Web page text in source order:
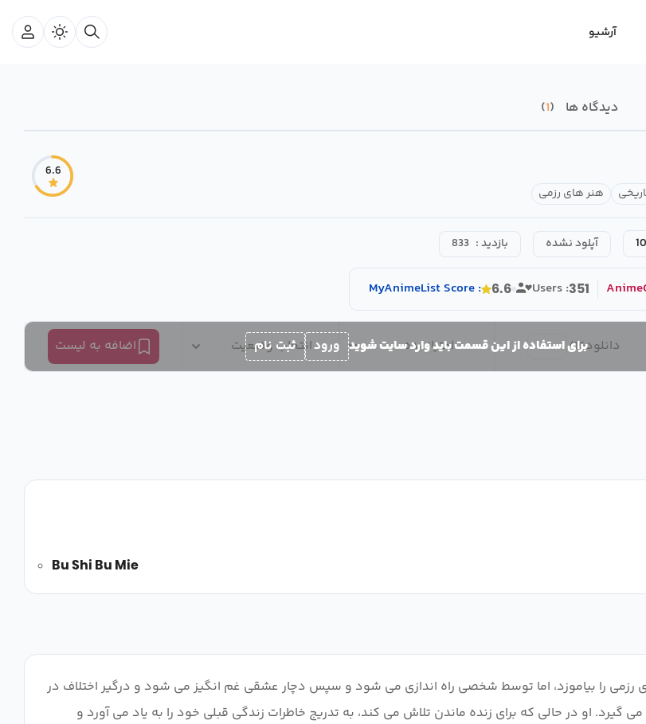
آرشیو
دیدگاه ها 1
هنر های رزمی
6.6
آپلود نشده بازدید : 833
MyAnimeListScore : 6.6 Users :351
دانلود16
/ امتیاز بده انتخاب وضعیت اضافه به لیست برای استفاده از این قسمت باید وارد سایت شوید ورود ثبت نام
Bu Shi Bu Mie
را بیاموزد، اما توسط شخصی راه اندازی می شود و سپس دچار عشقی غم انگیز می شود و درگیر اختلاف در
او در حالی که برای زنده ماندن تلاش می کند، به تدریج خاطرات زندگی قبلی خود را به یاد می آورد و